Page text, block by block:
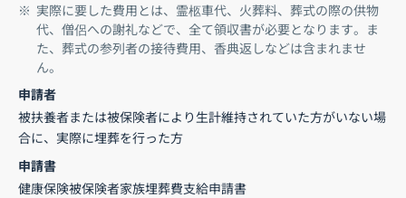
実際に要した費用とは、霊柩車代、火葬料、葬式の際の供物
代、僧侶への謝礼などで、全て領収書が必要となります。ま
た、葬式の参列者の接待費用、香典返しなどは含まれませ
ん。
申請者
被扶養者または被保険者により生計維持されていた方がいない場
合に、実際に埋葬を行った方
申請書
健康保険被保険者家族埋葬費支給申請書